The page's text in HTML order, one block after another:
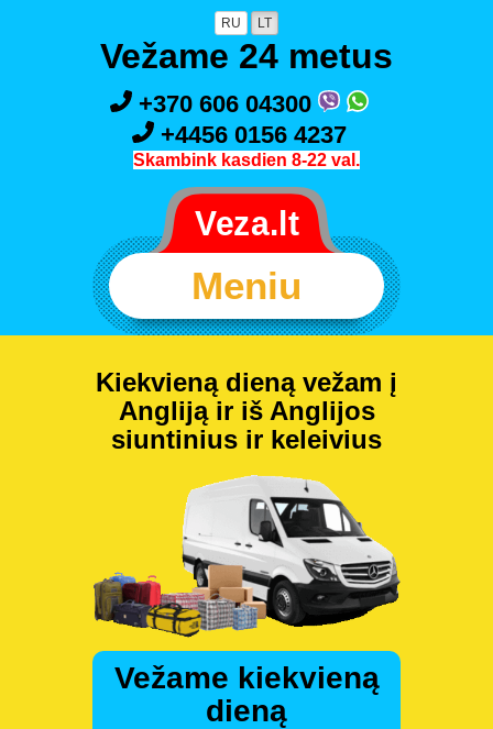
RU LT
Vežame 24 metus
+370 606 04300
+4456 0156 4237
Skambink kasdien 8-22 val.
Meniu
Kiekvieną dieną vežam į
Angliją ir iš Anglijos
siuntinius ir keleivius
Vežame kiekvieną
dieną